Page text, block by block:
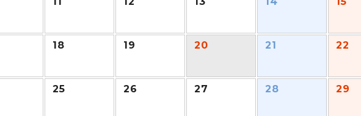
18 19 20 21 22
25 26 27 28 29